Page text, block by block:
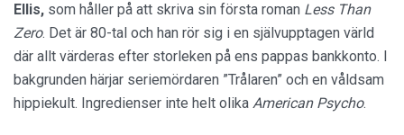
Ellis, som håller på att skriva sin första roman Less Than
Zero. Det är 80-tal och han rör sig i en självupptagen värld
där allt värderas efter storleken på ens pappas bankkonto. I
bakgrunden härjar seriemördaren ”Trålaren” och en våldsam
hippiekult. Ingredienser inte helt olika American Psycho.